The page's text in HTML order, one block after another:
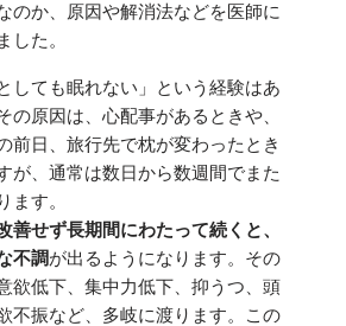
のか、原因や解消法などを医師に
した。
しても眠れない」という経験はあ
の原因は、心配事があるときや、
前日、旅行先で枕が変わったとき
が、通常は数日から数週間でまた
ます。
善せず長期間にわたって続くと、
不調が出るようになります。その
欲低下、集中力低下、抑うつ、頭
不振など、多岐に渡ります。この